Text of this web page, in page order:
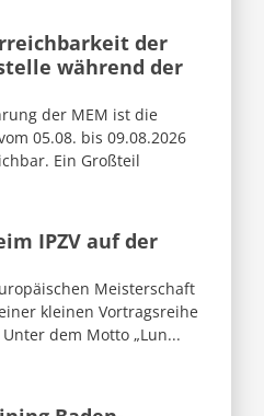
der
während der
der MEM ist die
05.08. bis 09.08.2026
Ein Großteil
IPZV auf der
Meisterschaft
kleinen Vortragsreihe
dem Motto „Lun...